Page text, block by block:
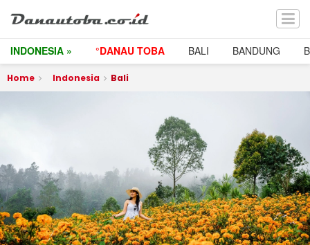
INDONESIA » °DANAU TOBA BALI BANDUNG
Home Indonesia Bali